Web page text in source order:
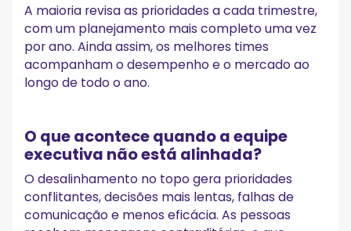
A maioria revisa as prioridades a cada trimestre,
com um planejamento mais completo uma vez
por ano. Ainda assim, os melhores times
acompanham o desempenho e o mercado ao
longo de todo o ano.
O que acontece quando a equipe
executiva não está alinhada?
O desalinhamento no topo gera prioridades
conflitantes, decisões mais lentas, falhas de
comunicação e menos eficácia. As pessoas